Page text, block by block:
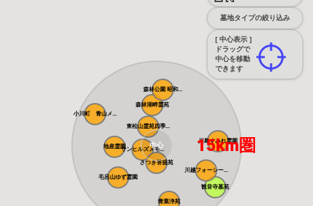
墓地タイプの絞り込み
[ 中心表示 ]
ドラッグで
中心を移動
できます
地産霊園
森林湖畔霊苑
サンヒルズメモ...
さつき菩提苑
毛呂山ゆず霊園
観音寺墓苑
森林公園 昭和...
小川町 青山メ...
東松山霊苑四季...
川島すみれ霊園
青葉浄苑
川越フォーシー...
中心 15km圏